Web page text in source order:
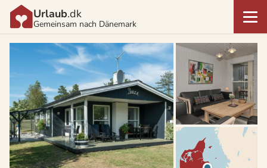
Urlaub.dk
Gemeinsam nach Dänemark